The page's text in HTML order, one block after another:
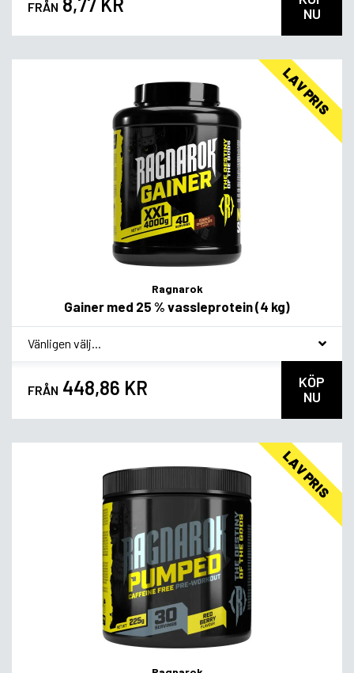
FRÅN
NU
LAV PRIS
Ragnarok
Gainer med 25 % vassleprotein (4 kg)
* Smagsvariant
FRÅN 448,86 KR
KÖP
NU
LAV PRIS